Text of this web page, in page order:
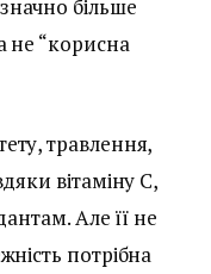
більше
не “корисна
травлення,
вітаміну С,
Але її не
потрібна